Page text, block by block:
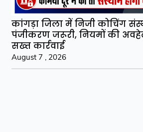
कांगड़ा जिला में निजी कोचिंग
पंजीकरण जरूरी, नियमों की
सख्त कार्रवाई
August 7 , 2026